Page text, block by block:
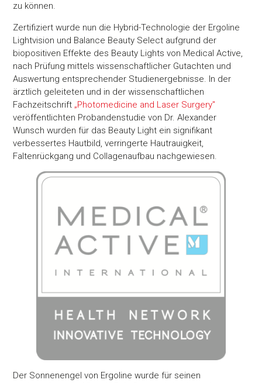
zu können.
Zertifiziert wurde nun die Hybrid-Technologie der Ergoline
Lightvision und Balance Beauty Select aufgrund der
biopositiven Effekte des Beauty Lights von Medical Active,
nach Prüfung mittels wissenschaftlicher Gutachten und
Auswertung entsprechender Studienergebnisse. In der
ärztlich geleiteten und in der wissenschaftlichen
Fachzeitschrift „Photomedicine and Laser Surgery"
veröffentlichten Probandenstudie von Dr. Alexander
Wunsch wurden für das Beauty Light ein signifikant
verbessertes Hautbild, verringerte Hautrauigkeit,
Faltenrückgang und Collagenaufbau nachgewiesen.
Der Sonnenengel von Ergoline wurde für seinen